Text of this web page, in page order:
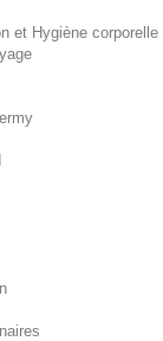
et Hygiène corporelle